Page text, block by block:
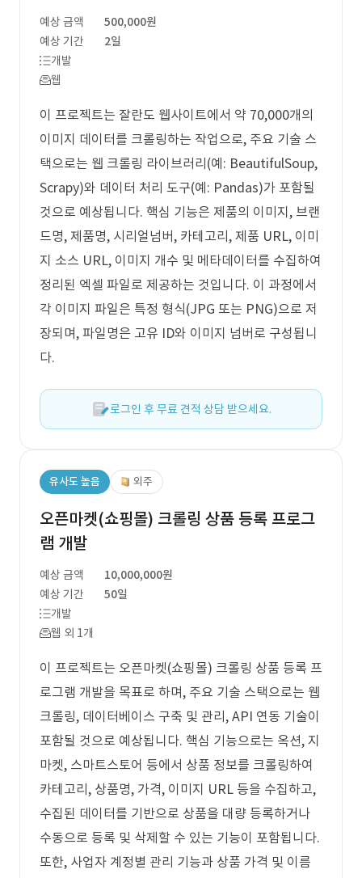
예상 금액
500,000원
예상 기간
2일
개발
웹
이 프로젝트는 잘란도 웹사이트에서 약 70,000개의
이미지 데이터를 크롤링하는 작업으로, 주요 기술 스
택으로는 웹 크롤링 라이브러리(예: BeautifulSoup,
Scrapy)와 데이터 처리 도구(예: Pandas)가 포함될
것으로 예상됩니다. 핵심 기능은 제품의 이미지, 브랜
드명, 제품명, 시리얼넘버, 카테고리, 제품 URL, 이미
지 소스 URL, 이미지 개수 및 메타데이터를 수집하여
정리된 엑셀 파일로 제공하는 것입니다. 이 과정에서
각 이미지 파일은 특정 형식(JPG 또는 PNG)으로 저
장되며, 파일명은 고유 ID와 이미지 넘버로 구성됩니
다.
로그인 후 무료 견적 상담 받으세요.
유사도 높음 외주
오픈마켓(쇼핑몰) 크롤링 상품 등록 프로그
램 개발
예상 금액
10,000,000원
예상 기간
50일
개발
웹 외 1개
이 프로젝트는 오픈마켓(쇼핑몰) 크롤링 상품 등록 프
로그램 개발을 목표로 하며, 주요 기술 스택으로는 웹
크롤링, 데이터베이스 구축 및 관리, API 연동 기술이
포함될 것으로 예상됩니다. 핵심 기능으로는 옥션, 지
마켓, 스마트스토어 등에서 상품 정보를 크롤링하여
카테고리, 상품명, 가격, 이미지 URL 등을 수집하고,
수집된 데이터를 기반으로 상품을 대량 등록하거나
수동으로 등록 및 삭제할 수 있는 기능이 포함됩니다.
또한, 사업자 계정별 관리 기능과 상품 가격 및 이름